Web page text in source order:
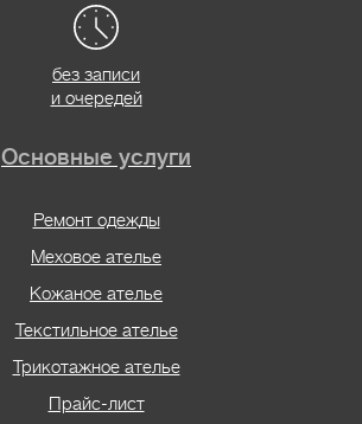
без записи
и очередей
Основные услуги
Ремонт одежды
Меховое ателье
Кожаное ателье
Текстильное ателье
Трикотажное ателье
Прайс-лист